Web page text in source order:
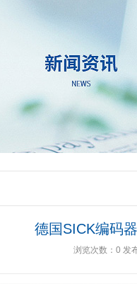
德国SICK编码
浏览次数： 0 发